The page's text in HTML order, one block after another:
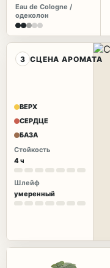
Eau de Cologne /
одеколон
3 СЦЕНА АРОМАТА
ВЕРХ
СЕРДЦЕ
БАЗА
Стойкость
4 ч
Шлейф
умеренный